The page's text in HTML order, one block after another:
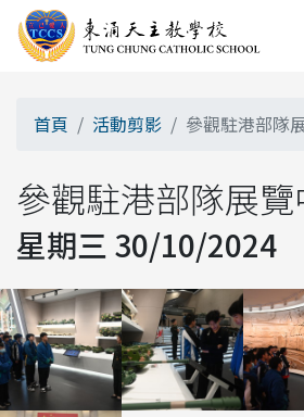
首頁 活動剪影 參觀駐港部隊
參觀駐港部隊展
星期三 30/10/2024